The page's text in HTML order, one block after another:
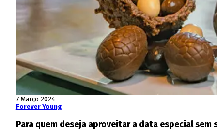
7 Março 2024
Forever Young
Para quem deseja aproveitar a data especial sem